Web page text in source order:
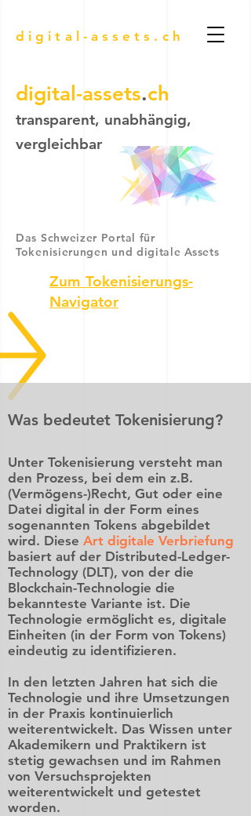
digital-assets.ch
digital-assets.ch
transparent, unabhängig,
vergleichbar
Das Schweizer Portal für
Tokenisierungen und digitale Assets
Zum Tokenisierungs-
Navigator
Was bedeutet Tokenisierung?
Unter Tokenisierung versteht man
den Prozess, bei dem ein z.B.
(Vermögens-)Recht, Gut oder eine
Datei digital in der Form eines
sogenannten Tokens abgebildet
wird. Diese Art digitale Verbriefung
basiert auf der Distributed-Ledger-
Technology (DLT), von der die
Blockchain-Technologie die
bekannteste Variante ist. Die
Technologie ermöglicht es, digitale
Einheiten (in der Form von Tokens)
eindeutig zu identifizieren.
In den letzten Jahren hat sich die
Technologie und ihre Umsetzungen
in der Praxis kontinuierlich
weiterentwickelt. Das Wissen unter
Akademikern und Praktikern ist
stetig gewachsen und im Rahmen
von Versuchsprojekten
weiterentwickelt und getestet
worden.